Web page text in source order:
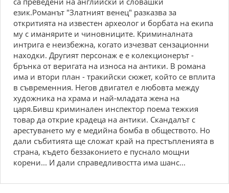
език.Романът "Златният венец" разказва за
откритията на известен археолог и борбата на екипа
му с иманярите и чиновниците. Криминалната
интрига е неизбежна, когато изчезват сензационни
находки. Другият персонаж е е колекционерът -
брънка от веригата на износа на антики. В романа
има и втори план - тракийски сюжет, който се вплита
в съвременния. Негов двигател е любовта между
художника на храма и най-младата жена на
царя.Бивш криминален инспектор поема тежкия
товар да открие крадеца на антики. Скандалът с
арестуването му е медийна бомба в обществото. Но
дали събитията ще сложат край на престъпленията в
страна, където беззаконието е пуснало мощни
корени... И дали справедливостта има шанс...